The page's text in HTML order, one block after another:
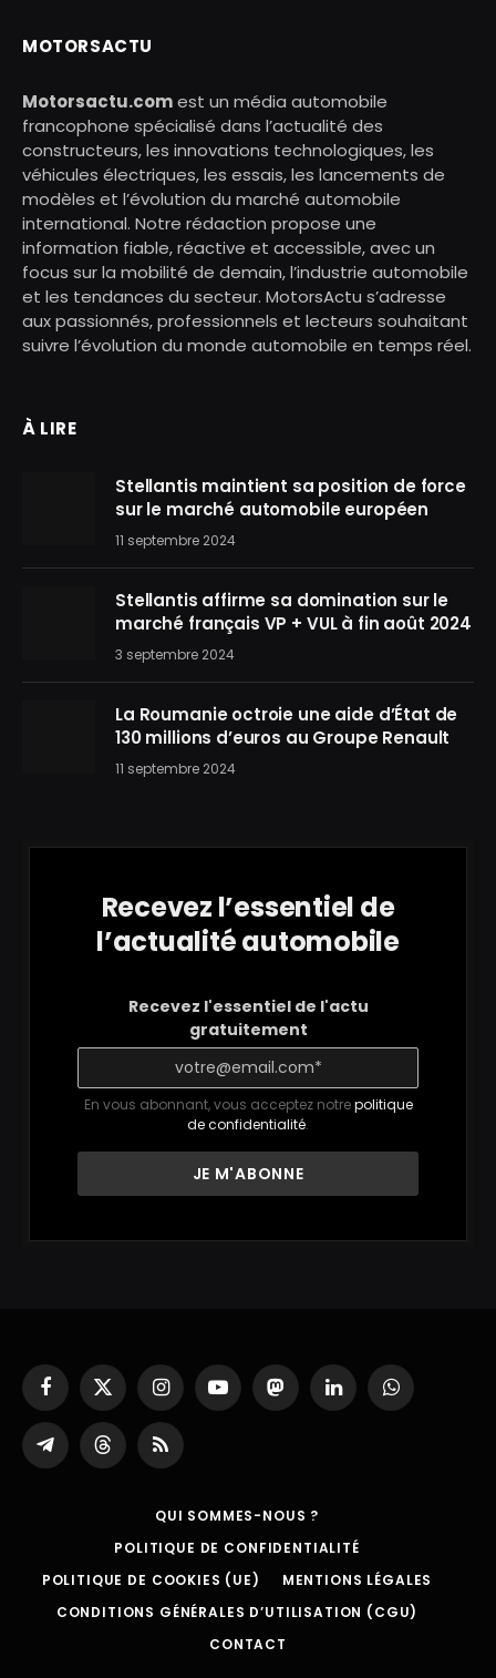
MOTORSACTU
Motorsactu.comest un média automobile
francophone spécialisé dans l’actualité des
constructeurs, les innovations technologiques, les
véhicules électriques, les essais, les lancements de
modèles et l’évolution du marché automobile
international. Notre rédaction propose une
information fiable, réactive et accessible, avec un
focus sur la mobilité de demain, l’industrie automobile
et les tendances du secteur. MotorsActu s’adresse
aux passionnés, professionnels et lecteurs souhaitant
suivre l’évolution du monde automobile en temps réel.
À LIRE
Stellantis maintient sa position de force
sur le marché automobile européen
11 septembre 2024
Stellantis affirme sa domination sur le
marché français VP + VUL à fin août 2024
3 septembre 2024
La Roumanie octroie une aide d’État de
130 millions d’euros au Groupe Renault
11 septembre 2024
Recevez l’essentiel de
l’actualité automobile
Recevez l'essentiel de l'actu
gratuitement
En vous abonnant, vous acceptez notrepolitique
de confidentialité.
Facebook
X
(Twitter)
InstagramYouTubeMastodonLinkedInWhatsApp
Partager
sur
ThreadsRSS
QUI SOMMES-NOUS ?
POLITIQUE DE CONFIDENTIALITÉ
POLITIQUE DE COOKIES (UE)
MENTIONS LÉGALES
CONDITIONS GÉNÉRALES D’UTILISATION (CGU)
CONTACT